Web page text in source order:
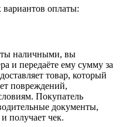
оплаты:
наличными, вы
и передаёте ему сумму за
товар, который
повреждений,
Покупатель
документы,
получает чек.